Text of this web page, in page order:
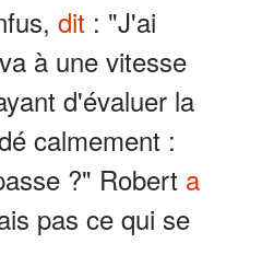
dit : "J'ai
à une vitesse
d'évaluer la
calmement :
?" Robert a
pas ce qui se